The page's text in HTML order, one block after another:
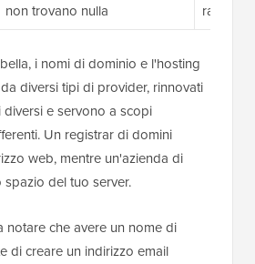
non trovano nulla
i nomi di dominio e l'hosting
diversi tipi di provider, rinnovati
e servono a scopi
Un registrar di domini
web, mentre un'azienda di
del tuo server.
notare che avere un nome di
di creare un indirizzo email